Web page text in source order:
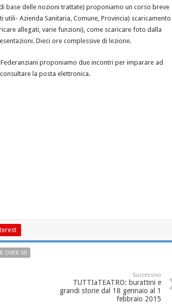
base delle nozioni trattate) proponiamo un corso breve
Azienda Sanitaria, Comune, Provincia) scaricamento
allegati, varie funzioni), come scaricare foto dalla
Dieci ore complessive di lezione.
proponiamo due incontri per imparare ad
la posta elettronica.
OVER 50
Successivo
TUTTIaTEATRO: burattini e
grandi storie dal 18 gennaio al 1
febbraio 2015